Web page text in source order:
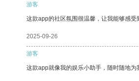
游客
这款app的社区氛围很温馨，让我能够感受
2025-09-26
游客
这款app就像我的娱乐小助手，随时随地为